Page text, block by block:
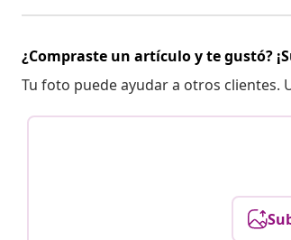
¿Compraste un artículo y te gustó?
Tu foto puede ayudar a otros clientes.